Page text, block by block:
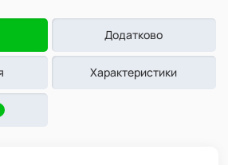
Додатково
Характеристики